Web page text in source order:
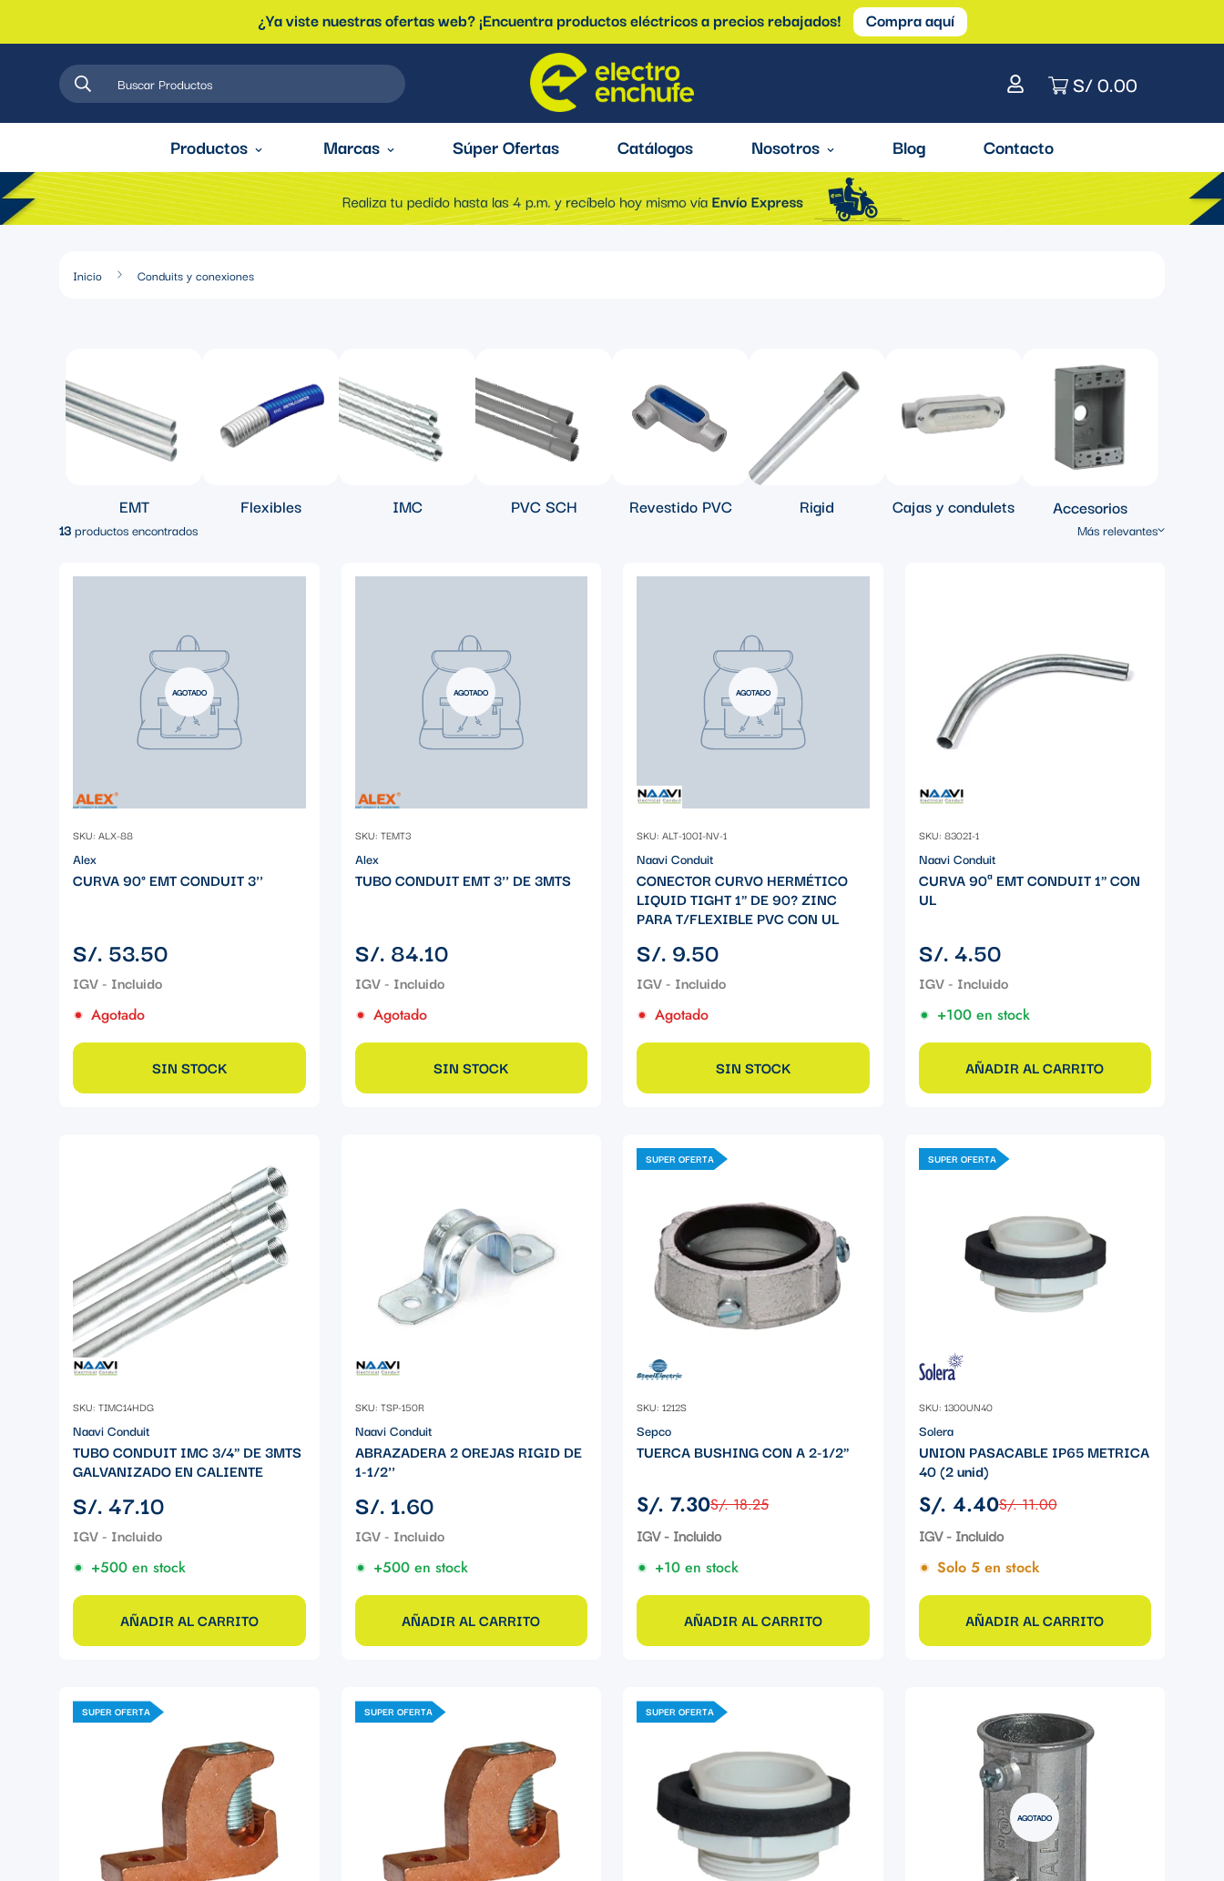
¿Ya viste nuestras ofertas web? ¡Encuentra productos eléctricos a precios rebajados! Compra aquí
Buscar Productos S/ 0.00
Productos Marcas Súper Ofertas Catálogos Nosotros Blog Contacto
Inicio Conduits y conexiones
EMT Flexibles IMC PVC SCH Revestido PVC Rigid Cajas y condulets Accesorios
13productos encontrados Más relevantes
AGOTADO
SKU: ALX-88
Alex
CURVA 90° EMT CONDUIT 3''
Precio
regular
S/. 53.50
Agotado
SIN STOCK
AGOTADO
SKU: TEMT3
Alex
TUBO CONDUIT EMT 3'' DE 3MTS
Precio
regular
S/. 84.10
Agotado
SIN STOCK
AGOTADO
SKU: ALT-100I-NV-1
Naavi Conduit
CONECTOR CURVO HERMÉTICO
LIQUID TIGHT 1" DE 90? ZINC
PARA T/FLEXIBLE PVC CON UL
Precio
regular
S/. 9.50
Agotado
SIN STOCK
SKU: 8302I-1
Naavi Conduit
CURVA 90ª EMT CONDUIT 1" CON
UL
Precio
regular
S/. 4.50
+100 en stock
AÑADIR AL CARRITO
SKU: TIMC14HDG
Naavi Conduit
TUBO CONDUIT IMC 3/4" DE 3MTS
GALVANIZADO EN CALIENTE
Precio
regular
S/. 47.10
+500 en stock
AÑADIR AL CARRITO
SKU: TSP-150R
Naavi Conduit
ABRAZADERA 2 OREJAS RIGID DE
1-1/2''
Precio
regular
S/. 1.60
+500 en stock
AÑADIR AL CARRITO
SUPER OFERTA
SKU: 1212S
Sepco
TUERCA BUSHING CON A 2-1/2"
Precio
de
S/. 7.30
Precio
regular
S/. 18.25
IGV - Incluido
+10 en stock
AÑADIR AL CARRITO
SUPER OFERTA
SKU: 1300UN40
Solera
UNION PASACABLE IP65 METRICA
40 (2 unid)
Precio
de
S/. 4.40
Precio
regular
S/. 11.00
IGV - Incluido
Solo 5 en stock
AÑADIR AL CARRITO
SUPER OFERTA SUPER OFERTA SUPER OFERTA
AGOTADO